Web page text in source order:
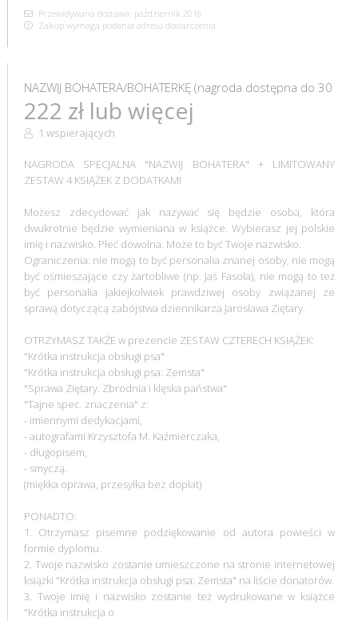
Przewidywana dostawa: październik 2016
Zakup wymaga podania adresu dostarczenia
NAZWIJ BOHATERA/BOHATERKĘ (nagroda dostępna do 30
222 zł lub więcej
1 wspierających
NAGRODA SPECJALNA "NAZWIJ BOHATERA" + LIMITOWANY
ZESTAW 4 KSIĄŻEK Z DODATKAMI
Możesz zdecydować jak nazywać się będzie osoba, która
dwukrotnie będzie wymieniana w książce. Wybierasz jej polskie
imię i nazwisko. Płeć dowolna. Może to być Twoje nazwisko.
Ograniczenia: nie mogą to być personalia znanej osoby, nie mogą
być ośmieszające czy żartobliwe (np. Jaś Fasola), nie mogą to też
być personalia jakiejkolwiek prawdziwej osoby związanej ze
sprawą dotyczącą zabójstwa dziennikarza Jarosława Ziętary.
OTRZYMASZ TAKŻE w prezencie ZESTAW CZTERECH KSIĄŻEK:
"Krótka instrukcja obsługi psa"
"Krótka instrukcja obsługi psa: Zemsta"
"Sprawa Ziętary. Zbrodnia i klęska państwa"
"Tajne spec. znaczenia" z:
- imiennymi dedykacjami,
- autografami Krzysztofa M. Kaźmierczaka,
- długopisem,
- smyczą.
(miękka oprawa, przesyłka bez dopłat)
PONADTO:
1. Otrzymasz pisemne podziękowanie od autora powieści w
formie dyplomu.
2. Twoje nazwisko zostanie umieszczone na stronie internetowej
książki "Krótka instrukcja obsługi psa: Zemsta" na liście donatorów.
3. Twoje imię i nazwisko zostanie też wydrukowane w książce
"Krótka instrukcja o